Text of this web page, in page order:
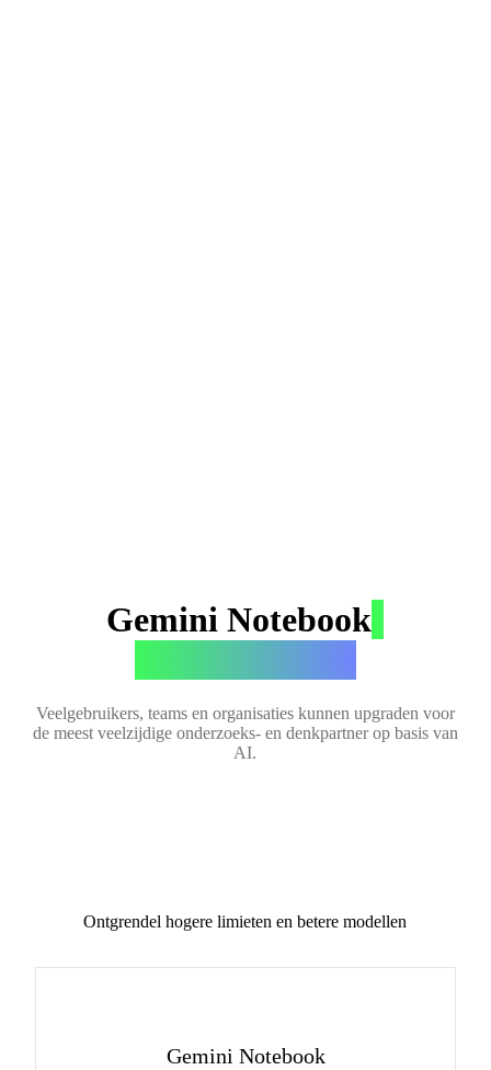
Gemini Notebook
Veelgebruikers, teams en organisaties kunnen upgraden voor
de meest veelzijdige onderzoeks- en denkpartner op basis van
AI.
Ontgrendel hogere limieten en betere modellen
Gemini Notebook